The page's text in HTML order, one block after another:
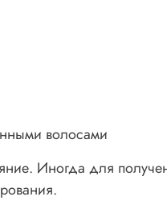
волосами
Иногда для